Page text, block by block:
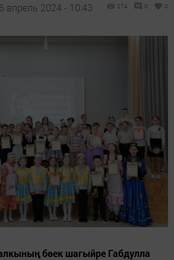
апрель 2024 - 10:43 274 0 0
бөек шагыйре Габдулла